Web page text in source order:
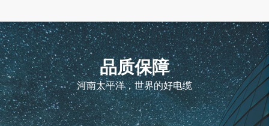
品质保障
河南太平洋，世界的好电缆